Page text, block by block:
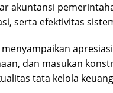
akuntansi
serta efektivitas
dan masukan
tata kelola